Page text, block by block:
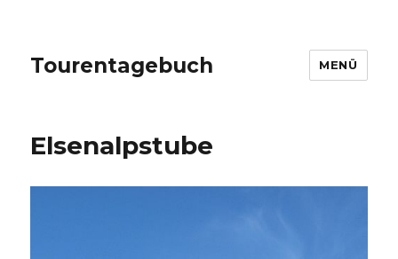
Tourentagebuch MENÜ
Elsenalpstube